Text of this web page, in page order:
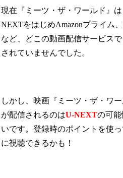
現在『ミーツ・ザ・ワールド』
NEXTをはじめAmazonプライム
など、どこの動画配信サービス
されていませんでした。
しかし、映画『ミーツ・ザ・ワー
が配信されるのはU-NEXTの可
いです。登録時のポイントを使
に視聴できるかも！